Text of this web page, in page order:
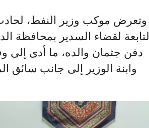
وتعرض موكب وزير النفط،
التابعة لقضاء السدير بمحافظة
وابنة الوزير إلى جانب سائق